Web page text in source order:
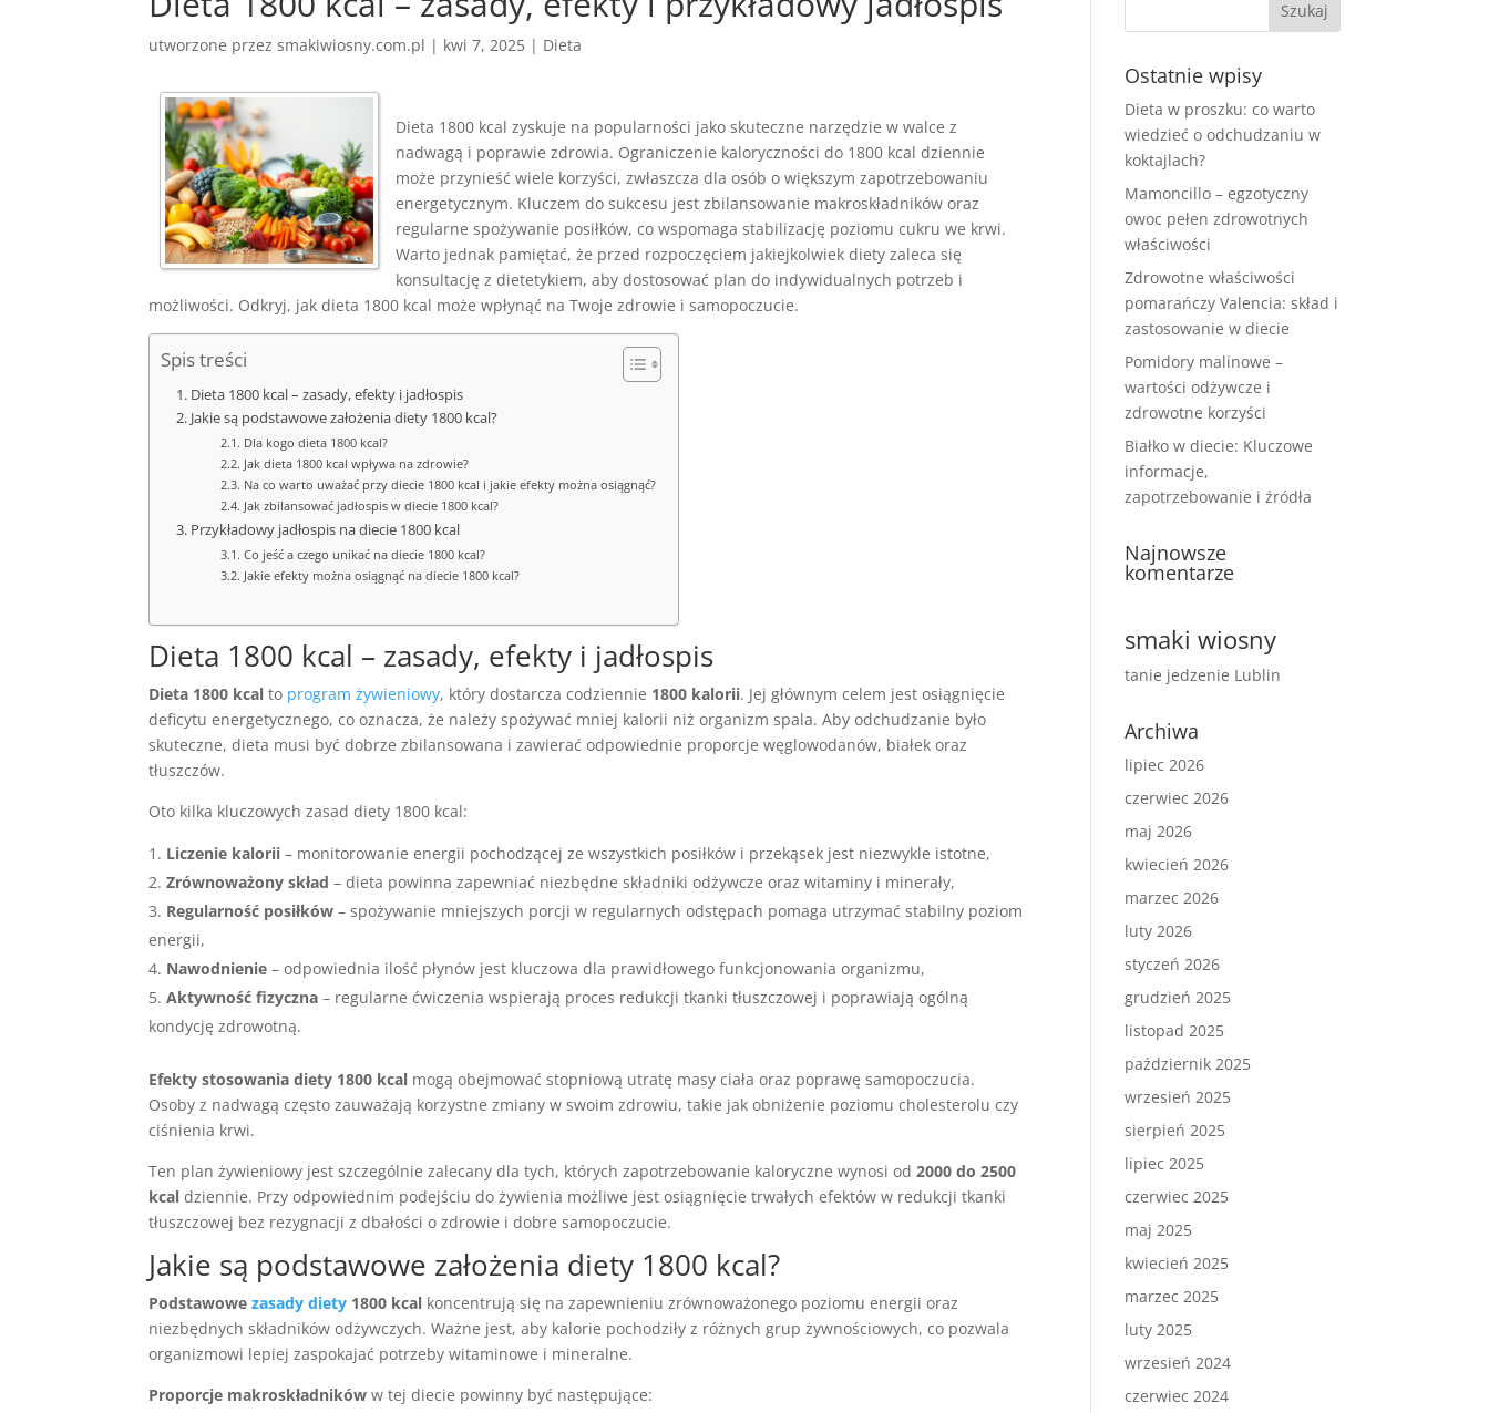
utworzone przezsmakiwiosny.com.pl | kwi 7, 2025 | Dieta
Dieta 1800 kcal zyskuje na popularności jako skuteczne narzędzie w walce z
nadwagą i poprawie zdrowia. Ograniczenie kaloryczności do 1800 kcal dziennie
może przynieść wiele korzyści, zwłaszcza dla osób o większym zapotrzebowaniu
energetycznym. Kluczem do sukcesu jest zbilansowanie makroskładników oraz
regularne spożywanie posiłków, co wspomaga stabilizację poziomu cukru we krwi.
Warto jednak pamiętać, że przed rozpoczęciem jakiejkolwiek diety zaleca się
konsultację z dietetykiem, aby dostosować plan do indywidualnych potrzeb i
możliwości. Odkryj, jak dieta 1800 kcal może wpłynąć na Twoje zdrowie i samopoczucie.
Spis treści
Dieta 1800 kcal – zasady, efekty i jadłospis
Jakie są podstawowe założenia diety 1800 kcal?
Dla kogo dieta 1800 kcal?
Jak dieta 1800 kcal wpływa na zdrowie?
Na co warto uważać przy diecie 1800 kcal i jakie efekty można osiągnąć?
Jak zbilansować jadłospis w diecie 1800 kcal?
Przykładowy jadłospis na diecie 1800 kcal
Co jeść a czego unikać na diecie 1800 kcal?
Jakie efekty można osiągnąć na diecie 1800 kcal?
Dieta 1800 kcal – zasady, efekty i jadłospis
Dieta 1800 kcal to program żywieniowy, który dostarcza codziennie 1800 kalorii. Jej głównym celem jest osiągnięcie
deficytu energetycznego, co oznacza, że należy spożywać mniej kalorii niż organizm spala. Aby odchudzanie było
skuteczne, dieta musi być dobrze zbilansowana i zawierać odpowiednie proporcje węglowodanów, białek oraz
tłuszczów.
Oto kilka kluczowych zasad diety 1800 kcal:
Liczenie kalorii – monitorowanie energii pochodzącej ze wszystkich posiłków i przekąsek jest niezwykle istotne,
Zrównoważony skład – dieta powinna zapewniać niezbędne składniki odżywcze oraz witaminy i minerały,
Regularność posiłków – spożywanie mniejszych porcji w regularnych odstępach pomaga utrzymać stabilny poziom
energii,
Nawodnienie – odpowiednia ilość płynów jest kluczowa dla prawidłowego funkcjonowania organizmu,
Aktywność fizyczna – regularne ćwiczenia wspierają proces redukcji tkanki tłuszczowej i poprawiają ogólną
kondycję zdrowotną.
Efekty stosowania diety 1800 kcal mogą obejmować stopniową utratę masy ciała oraz poprawę samopoczucia.
Osoby z nadwagą często zauważają korzystne zmiany w swoim zdrowiu, takie jak obniżenie poziomu cholesterolu czy
ciśnienia krwi.
Ten plan żywieniowy jest szczególnie zalecany dla tych, których zapotrzebowanie kaloryczne wynosi od2000 do 2500
kcal dziennie. Przy odpowiednim podejściu do żywienia możliwe jest osiągnięcie trwałych efektów w redukcji tkanki
tłuszczowej bez rezygnacji z dbałości o zdrowie i dobre samopoczucie.
Jakie są podstawowe założenia diety 1800 kcal?
Podstawowezasady diety 1800 kcal koncentrują się na zapewnieniu zrównoważonego poziomu energii oraz
niezbędnych składników odżywczych. Ważne jest, aby kalorie pochodziły z różnych grup żywnościowych, co pozwala
organizmowi lepiej zaspokajać potrzeby witaminowe i mineralne.
Proporcje makroskładników w tej diecie powinny być następujące:
Ostatnie wpisy
Dieta w proszku: co warto
wiedzieć o odchudzaniu w
koktajlach?
Mamoncillo – egzotyczny
owoc pełen zdrowotnych
właściwości
Zdrowotne właściwości
pomarańczy Valencia: skład i
zastosowanie w diecie
Pomidory malinowe –
wartości odżywcze i
zdrowotne korzyści
Białko w diecie: Kluczowe
informacje,
zapotrzebowanie i źródła
Najnowsze
komentarze
smaki wiosny
tanie jedzenie Lublin
Archiwa
lipiec 2026
czerwiec 2026
maj 2026
kwiecień 2026
marzec 2026
luty 2026
styczeń 2026
grudzień 2025
listopad 2025
październik 2025
wrzesień 2025
sierpień 2025
lipiec 2025
czerwiec 2025
maj 2025
kwiecień 2025
marzec 2025
luty 2025
wrzesień 2024
czerwiec 2024